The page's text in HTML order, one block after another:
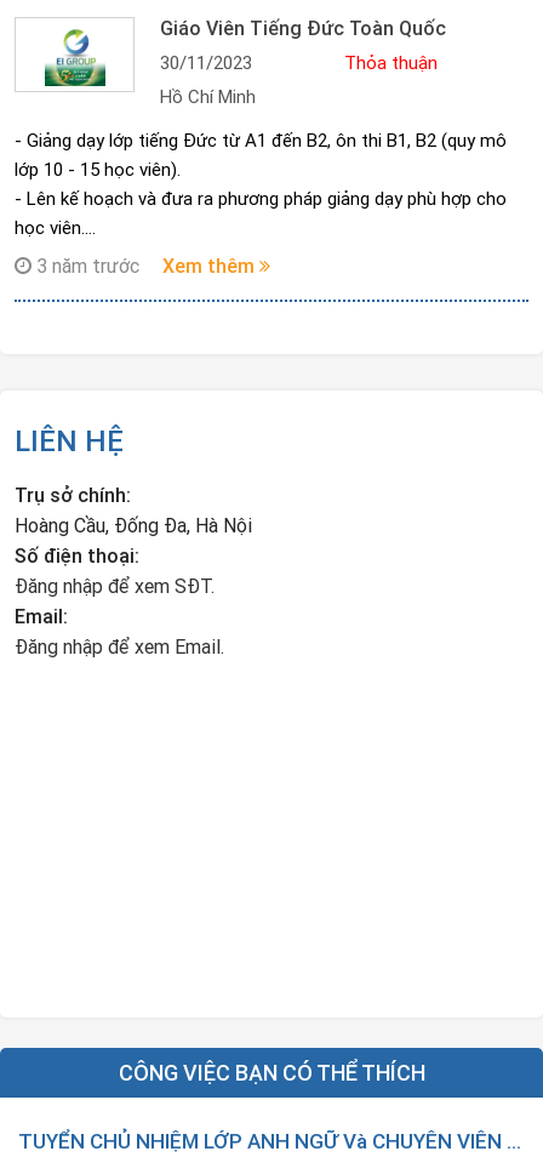
chung trong giờ học (Điểm danh, thu điện thoại, nhận và in bài
tập, phân phát tài liệu ...)
- Theo dõi giờ học và ghi Protokoll
Giáo Viên Tiếng Đức Toàn Quốc
30/11/2023
Thỏa thuận
Hồ Chí Minh
- Giảng dạy lớp tiếng Đức từ A1 đến B2, ôn thi B1, B2 (quy mô
lớp 10 - 15 học viên).
- Lên kế hoạch và đưa ra phương pháp giảng dạy phù hợp cho
học viên.
- Viết báo cáo tình hình học tập của học viên theo từng buổi.
3 năm trước Xem thêm
LIÊN HỆ
Trụ sở chính:
Hoàng Cầu, Đống Đa, Hà Nội
Số điện thoại:
Đăng nhập để xem SĐT.
Email:
Đăng nhập để xem Email.
CÔNG VIỆC BẠN CÓ THỂ THÍCH
TUYỂN CHỦ NHIỆM LỚP ANH NGỮ Và CHUYÊN VIÊN TƯ VẤN GIÁO DỤC LÀM NGAY